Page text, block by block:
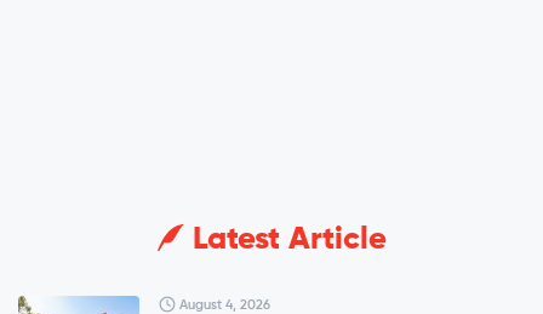
Latest Article
August 4, 2026